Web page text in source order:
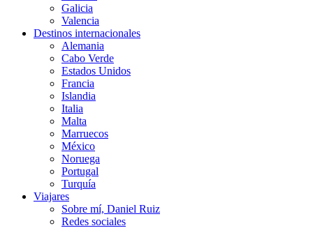
Galicia
Valencia
Destinos internacionales
Alemania
Cabo Verde
Estados Unidos
Francia
Islandia
Italia
Malta
Marruecos
México
Noruega
Portugal
Turquía
Viajares
Sobre mí, Daniel Ruiz
Redes sociales